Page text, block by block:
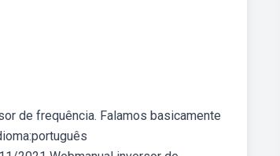
de frequência. Falamos basicamente